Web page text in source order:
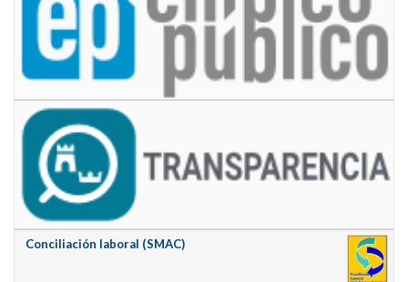
Conciliación laboral (SMAC)